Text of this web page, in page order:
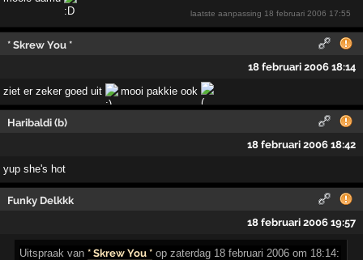
laatste aanpassing 18 februari 2006 17:55
* Skrew You *
18 februari 2006 18:14
ziet er zeker goed uit mooi pakkie ook
Haribaldi (b)
18 februari 2006 18:42
yup she's hot
Funky Delkkk
18 februari 2006 19:57
Uitspraak van* Skrew You * op zaterdag 18 februari 2006 om 18:14: